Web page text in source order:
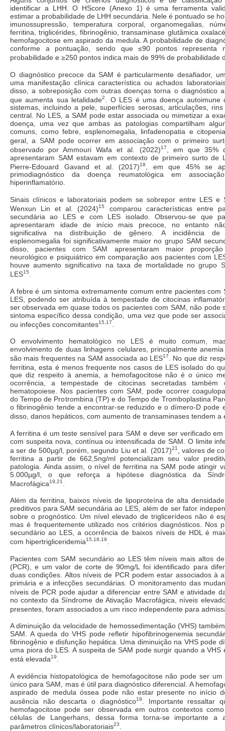
identificar a LHH. O HScore (Anexo 1) é uma ferramenta
estimar a probabilidade de LHH secundária. Nele é pontuado se
imunossupressão, temperatura corporal, organomegalias,
ferritina, triglicérides, fibrinogênio, transaminase glutâmica
hemofagocitose em aspirado da medula. A probabilidade de
conforme a pontuação, sendo que ≤90 pontos representa
probabilidade e ≥250 pontos indica mais de 99% de probabilidade
O diagnóstico precoce da SAM é particularmente desafiador,
uma manifestação clínica característica ou achados
disso, a sobreposição com outras doenças torna o diagnóstico
que aumenta sua letalidade2
. O LES é uma doença autoimune
sistemas, incluindo a pele, superfícies serosas, articulações,
central. No LES, a SAM pode estar associada ou mimetizar a
doença, uma vez que ambas as patologias compartilham
comuns, como febre, esplenomegalia, linfadenopatia e
geral, a SAM pode ocorrer em associação com o primeiro
observado por Ammouri Wafa et al. (2022)17
, em que 35%
apresentaram SAM estavam em contexto de primeiro surto de
Pierre-Edouard Gavand et al. (2017)18
, em que 45% se
primodiagnóstico da doença reumatológica em
hiperinflamatório.
Sinais clínicos e laboratoriais podem se sobrepor entre LES e
Wenxun Lin et al. (2024)15
comparou características entre
secundária ao LES e com LES isolado. Observou-se que
apresentaram idade de início mais precoce, no entanto
significativa na distribuição de gênero. A incidência de
esplenomegalia foi significativamente maior no grupo SAM
disso, pacientes com SAM apresentaram maior
neurológico e psiquiátrico em comparação aos pacientes com
houve aumento significativo na taxa de mortalidade no grupo
LES15
A febre é um sintoma extremamente comum entre pacientes com
LES, podendo ser atribuída à tempestade de citocinas
ser observada em quase todos os pacientes com SAM, não pode
sintoma específico dessa condição, uma vez que pode ser
ou infecções concomitantes15,17
O envolvimento hematológico no LES é muito comum,
envolvimento de duas linhagens celulares, principalmente
são mais frequentes na SAM associada ao LES17
. No que diz
ferritina, esta é menos frequente nos casos de LES isolado do
que diz respeito à anemia, a hemofagocitose não é o único
ocorrência, a tempestade de citocinas secretadas também
hematopoiese. Nos pacientes com SAM, pode ocorrer
do Tempo de Protrombina (TP) e do Tempo de Tromboplastina
o fibrinogênio tende a encontrar-se reduzido e o dímero-D pode
disso, danos hepáticos, com aumento de transaminases tendem a
A ferritina é um teste sensível para SAM e deve ser verificado
com suspeita nova, contínua ou intensificada de SAM. O limite
a ser de 500µg/l, porém, segundo Liu et al. (2017)21
, valores de
ferritina a partir de 662,5ng/ml potencializam seu valor
patologia. Ainda assim, o nível de ferritina na SAM pode atingir
5.000µg/l, o que reforça a hipótese diagnóstica da
Macrofágica19,21
Além da ferritina, baixos níveis de lipoproteína de alta
preditivos para SAM secundária ao LES, além de ser fator
sobre o prognóstico. Um nível elevado de triglicerídeos não é
mas é frequentemente utilizado nos critérios diagnósticos. Nos
secundário ao LES, a ocorrência de baixos níveis de HDL é
com hipertrigliceridemia15,18,19
Pacientes com SAM secundário ao LES têm níveis mais altos
(PCR), e um valor de corte de 90mg/L foi identificado para
duas condições. Altos níveis de PCR podem estar associados à
primária e a infecções secundárias. O monitoramento das
níveis de PCR pode ajudar a diferenciar entre SAM e atividade
no contexto da Síndrome de Ativação Macrofágica, níveis
presentes, foram associados a um risco independente para
A diminuição da velocidade de hemossedimentação (VHS)
SAM. A queda do VHS pode refletir hipofibrinogenemia
fibrinogênio e disfunção hepática. Uma diminuição na VHS pode
uma piora do LES. A suspeita de SAM pode surgir quando a
está elevada19
A evidência histopatológica de hemofagocitose não pode ser
único para SAM, mas é útil para diagnóstico diferencial. A
aspirado de medula óssea pode não estar presente no início
ausência não descarta o diagnóstico19
. Importante ressaltar
hemofagocitose pode ser observada em outros contextos
células de Langerhans, dessa forma torna-se importante a
parâmetros clínicos/laboratoriais23